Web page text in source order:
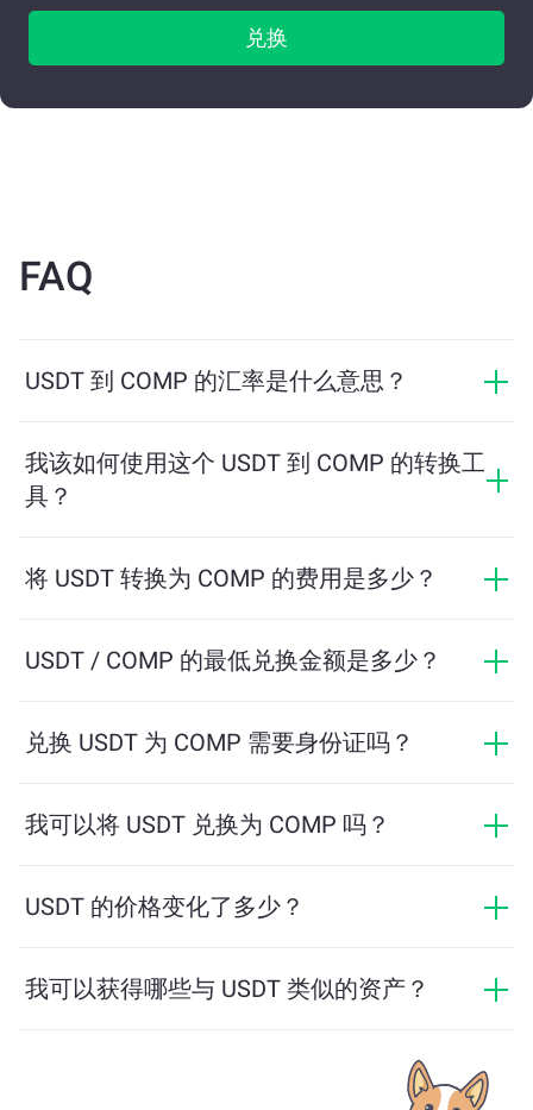
兑换
FAQ
USDT 到 COMP 的汇率是什么意思？
据市场行情、供需关系和流动性等因素实时波动。
我该如何使用这个 USDT 到 COMP 的转换工
具？
计可获得的 COMP 数量。然后按照提示步骤完成交易即
将 USDT 转换为 COMP 的费用是多少？
ChangeNOW 提供具有竞争力的费率，没有隐藏费用，
USDT / COMP 的最低兑换金额是多少？
保顺利交易所需的最低金额。但在大多数情况下，最低
兑换 USDT 为 COMP 需要身份证吗？
匿名。然而，如果您登录ChangeNOW Pro并完成验证，
我可以将 USDT 兑换为 COMP 吗？
USDT，反之亦然。此外，ChangeNOW 还支持多链桥功
USDT 的价格变化了多少？
我可以获得哪些与 USDT 类似的资产？
实用代币、治理币或其他类型。常见的替代方案包括具
有类似用途或市场定位的其他加密货币。请查看主交换